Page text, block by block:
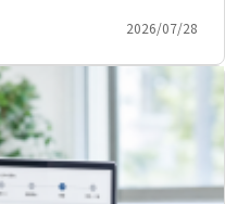
2026/07/28